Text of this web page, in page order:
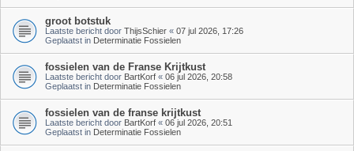
groot botstuk
Laatste bericht door ThijsSchier « 07 jul 2026, 17:26
Geplaatst in Determinatie Fossielen
fossielen van de Franse Krijtkust
Laatste bericht door BartKorf « 06 jul 2026, 20:58
Geplaatst in Determinatie Fossielen
fossielen van de franse krijtkust
Laatste bericht door BartKorf « 06 jul 2026, 20:51
Geplaatst in Determinatie Fossielen